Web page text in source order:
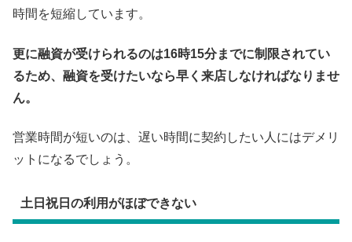
時間を短縮しています。
更に融資が受けられるのは16時15分までに制限されてい
るため、融資を受けたいなら早く来店しなければなりませ
ん。
営業時間が短いのは、遅い時間に契約したい人にはデメリ
ットになるでしょう。
土日祝日の利用がほぼできない